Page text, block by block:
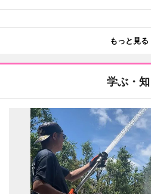
もっと見る
学ぶ・